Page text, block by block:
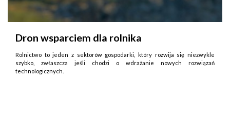
Dron wsparciem dla rolnika
Rolnictwo to jeden z sektorów gospodarki, który rozwija się niezwykle
szybko, zwłaszcza jeśli chodzi o wdrażanie nowych rozwiązań
technologicznych.